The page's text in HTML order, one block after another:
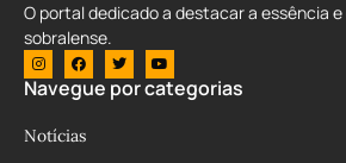
O portal dedicado a destacar a essência
sobralense.
Navegue por categorias
Notícias